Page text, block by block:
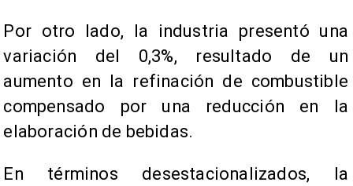
Por otro lado, la industria presentó una
variación del 0,3%, resultado de un
aumento en la refinación de combustible
compensado por una reducción en la
elaboración de bebidas.
En términos desestacionalizados, la